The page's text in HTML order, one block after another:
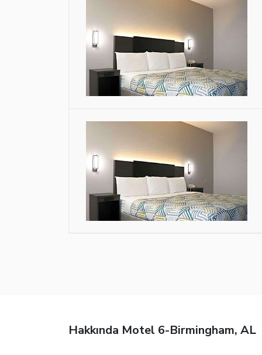
Hakkında Motel 6-Birmingham, AL